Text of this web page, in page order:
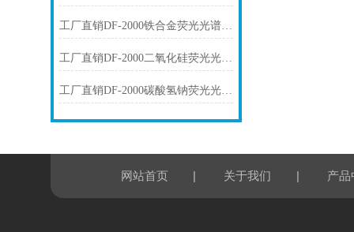
工厂直销DF-2000铁合金荧光光谱仪技术参数
工厂直销DF-2000二氧化硅荧光光谱仪技术参数
工厂直销DF-2000碳酸氢钠荧光光谱仪技术参数
网站首页 | 关于我们 | 产品